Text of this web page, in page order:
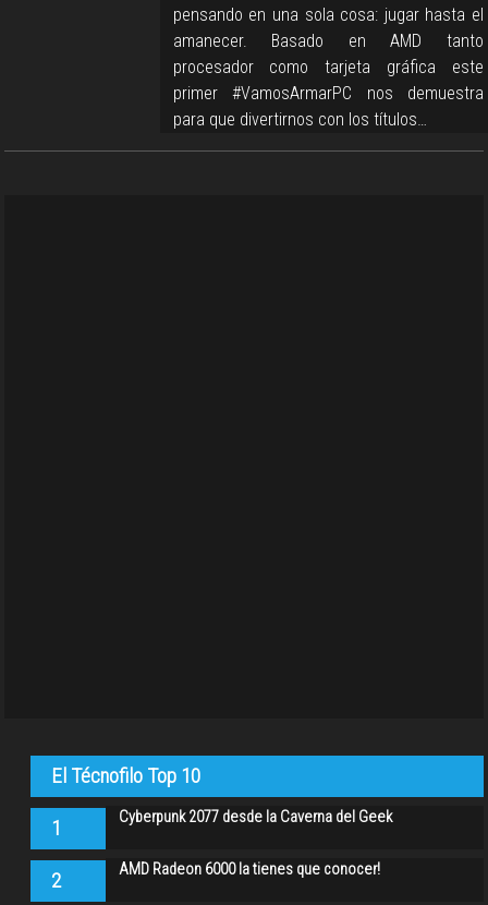
pensando en una sola cosa: jugar hasta el
amanecer. Basado en AMD tanto
procesador como tarjeta gráfica este
primer #VamosArmarPC nos demuestra
para que divertirnos con los títulos…
El Técnofilo Top 10
1 Cyberpunk 2077 desde la Caverna del Geek
2 AMD Radeon 6000 la tienes que conocer!